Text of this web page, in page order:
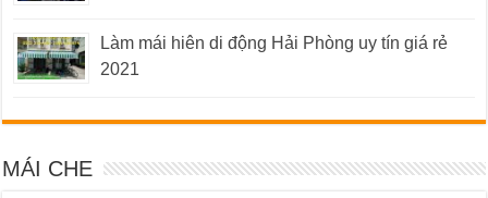
Làm mái hiên di động Hải Phòng uy tín giá rẻ
2021
MÁI CHE